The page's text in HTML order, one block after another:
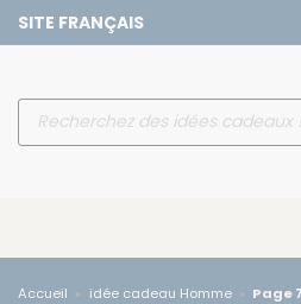
Passer
au
SITE FRANÇAIS
Recherche
Accueil » idée cadeau Homme » Page 7